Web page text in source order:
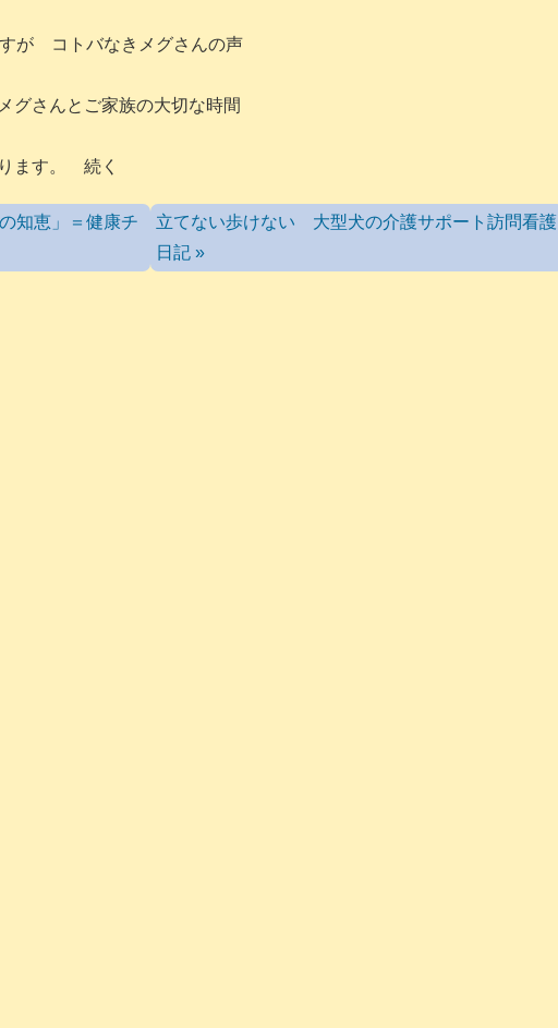
が コトバなきメグさんの声
さんとご家族の大切な時間
ます。 続く
知恵」＝健康チ
立てない歩けない 大型犬の介護サポート訪問看護
日記 »